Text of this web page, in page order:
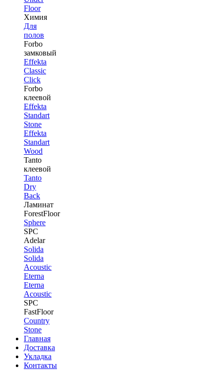
Floor
Химия
Для
полов
Forbo
замковый
Effekta
Classic
Click
Forbo
клеевой
Effekta
Standart
Stone
Effekta
Standart
Wood
Tanto
клеевой
Tanto
Dry
Back
Ламинат
ForestFloor
Sphere
SPC
Adelar
Solida
Solida
Acoustic
Eterna
Eterna
Acoustic
SPC
FastFloor
Country
Stone
Главная
Доставка
Укладка
Контакты